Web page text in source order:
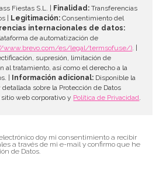
Fiestas S.L. | Finalidad: Transferencias
|
Legitimación: Consentimiento del
internacionales de datos:
de automatización de
www.brevo.com/es/legal/termsofuse/). |
supresión, limitación de
al tratamiento, así como el derecho a la
|
Información adicional: Disponible la
sobre la Protección de Datos
web corporativo y Política de Privacidad.
doy mi consentimiento a recibir
a través de mi e-mail y confirmo que he
de Datos.